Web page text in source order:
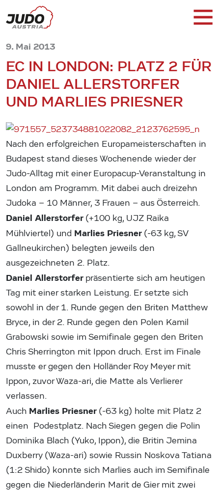
9. Mai 2013
EC IN LONDON: PLATZ 2 FÜR
DANIEL ALLERSTORFER
UND MARLIES PRIESNER
Nach den erfolgreichen Europameisterschaften in
Budapest stand dieses Wochenende wieder der
Judo-Alltag mit einer Europacup-Veranstaltung in
London am Programm. Mit dabei auch dreizehn
Judoka – 10 Männer, 3 Frauen – aus Österreich.
Daniel Allerstorfer (+100 kg, UJZ Raika
Mühlviertel) und Marlies Priesner (-63 kg, SV
Gallneukirchen) belegten jeweils den
ausgezeichneten 2. Platz.
Daniel Allerstorfer präsentierte sich am heutigen
Tag mit einer starken Leistung. Er setzte sich
sowohl in der 1. Runde gegen den Briten Matthew
Bryce, in der 2. Runde gegen den Polen Kamil
Grabowski sowie im Semifinale gegen den Briten
Chris Sherrington mit Ippon druch. Erst im Finale
musste er gegen den Holländer Roy Meyer mit
Ippon, zuvor Waza-ari, die Matte als Verlierer
verlassen.
Auch Marlies Priesner (-63 kg) holte mit Platz 2
einen Podestplatz. Nach Siegen gegen die Polin
Dominika Blach (Yuko, Ippon), die Britin Jemina
Duxberry (Waza-ari) sowie Russin Noskova Tatiana
(1:2 Shido) konnte sich Marlies auch im Semifinale
gegen die Niederländerin Marit de Gier mit zwei